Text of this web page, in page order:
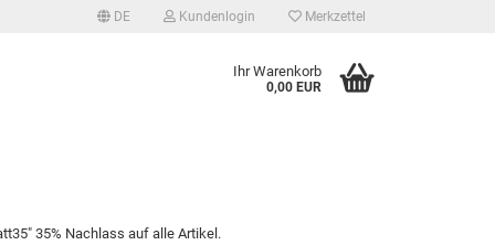
DE Kundenlogin Merkzettel
Ihr Warenkorb
0,00 EUR
35% Nachlass auf alle Artikel.